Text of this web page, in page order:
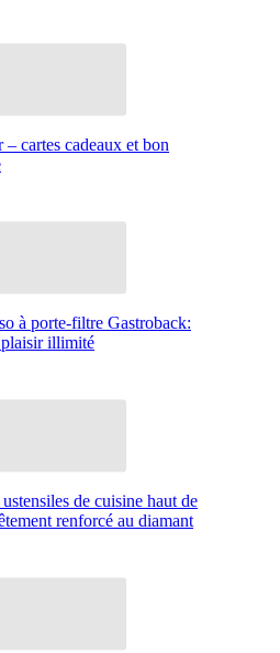
cartes cadeaux et bon
à porte-filtre Gastroback:
illimité
de cuisine haut de
renforcé au diamant